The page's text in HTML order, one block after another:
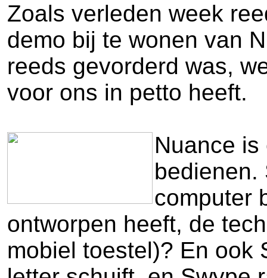
Zoals verleden week
demo bij te wonen van
reeds gevorderd was,
voor ons in petto heeft.
Nuance
bedienen.
computer
ontworpen heeft, de
mobiel toestel)? En ook